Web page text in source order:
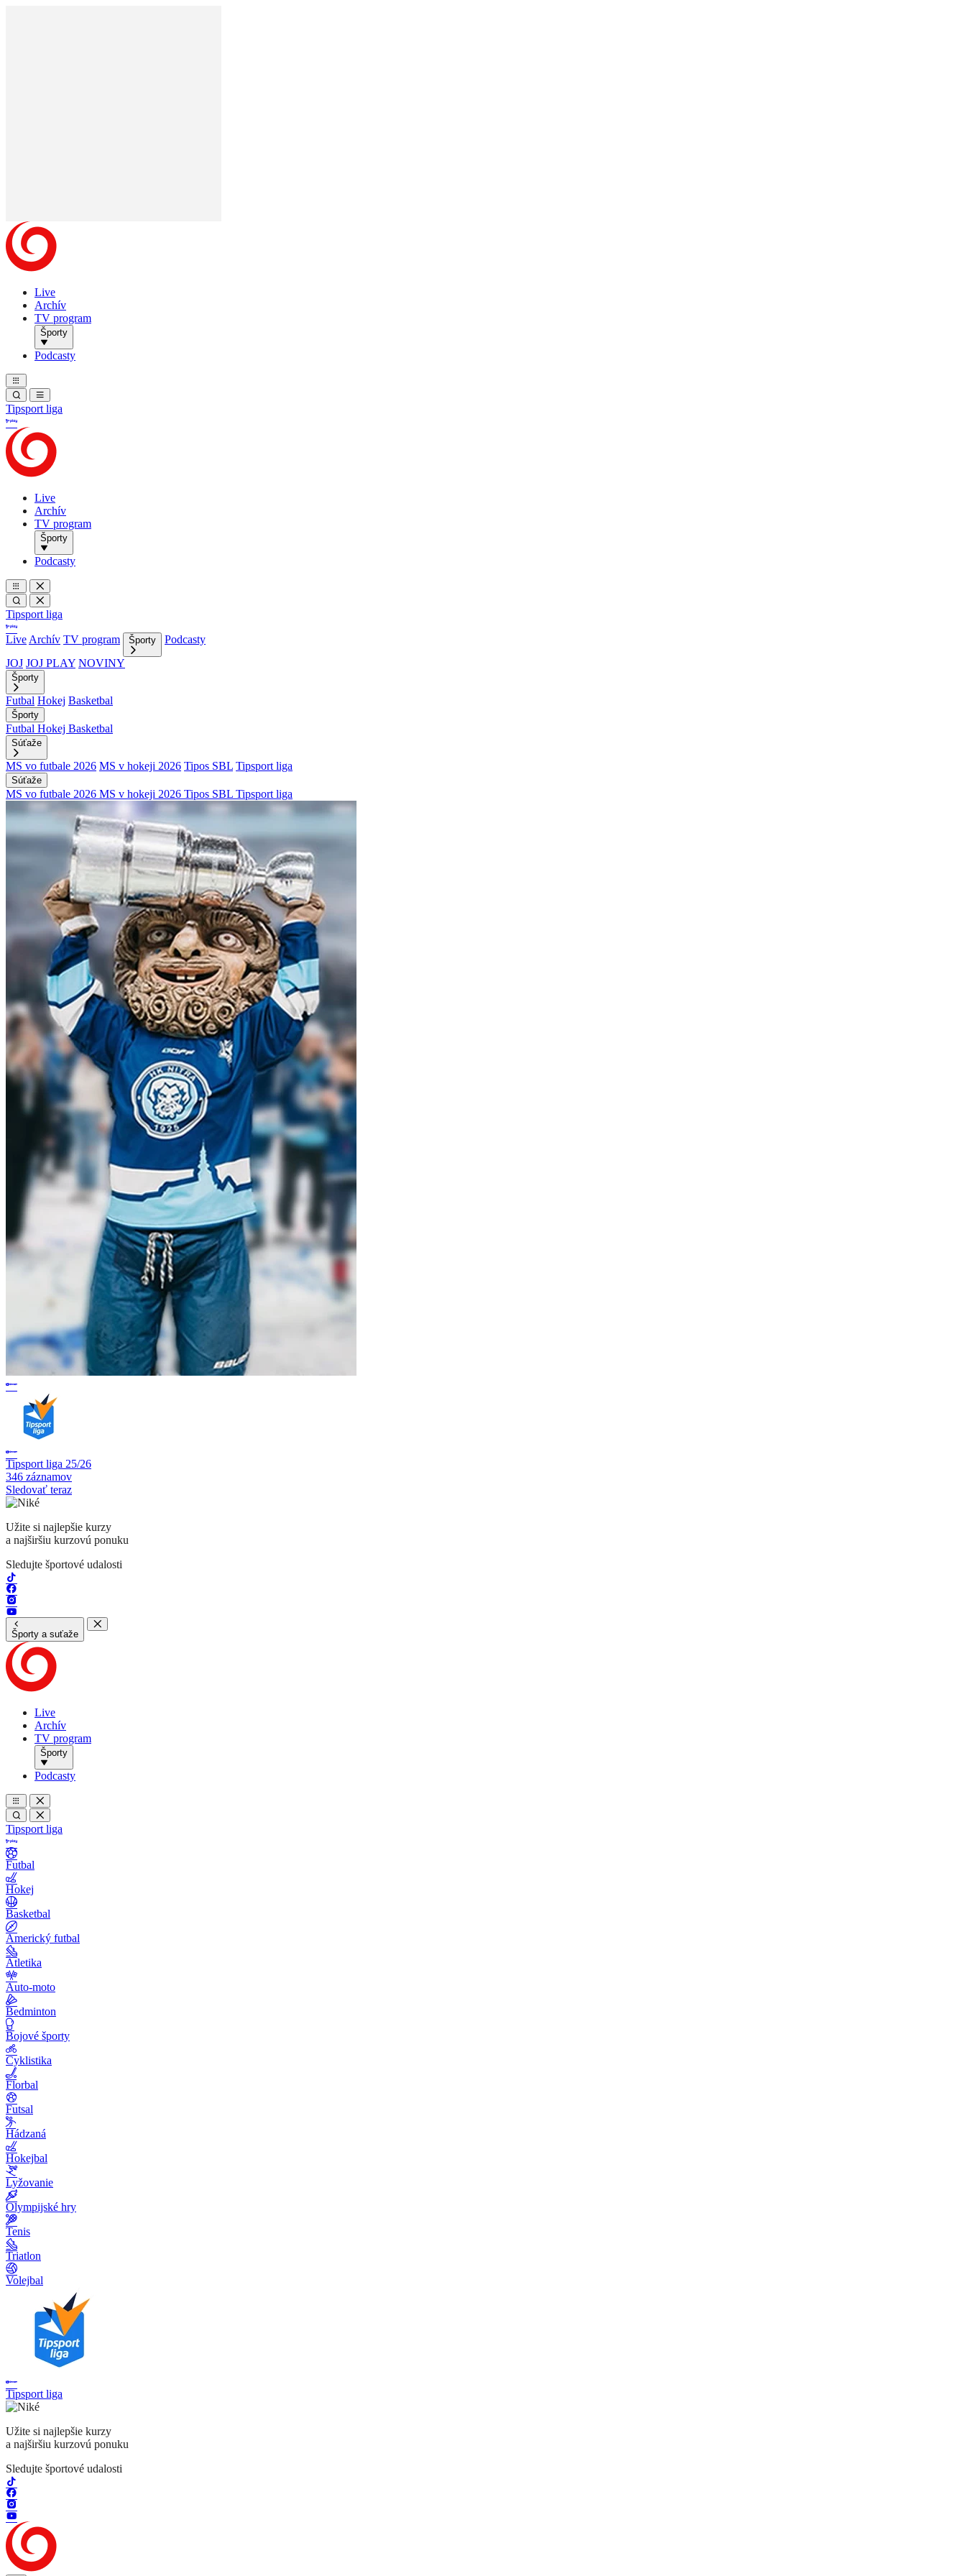
Live
Archív
TV program
Športy
Podcasty
Tipsport liga
Live
Archív
TV program
Športy
Podcasty
Tipsport liga
Live Archív TV program Športy
Podcasty
JOJ JOJ PLAY NOVINY
Športy
Futbal Hokej Basketbal
Športy
Futbal Hokej Basketbal
Súťaže
MS vo futbale 2026 MS v hokeji 2026 Tipos SBL Tipsport liga
Súťaže
MS vo futbale 2026 MS v hokeji 2026 Tipos SBL Tipsport liga
Tipsport liga 25/26
346 záznamov
Sledovať teraz
Užite si najlepšie kurzy
a najširšiu kurzovú ponuku
Sledujte športové udalosti
Športy a suťaže
Live
Archív
TV program
Športy
Podcasty
Tipsport liga
Futbal
Hokej
Basketbal
Americký futbal
Atletika
Auto-moto
Bedminton
Bojové športy
Cyklistika
Florbal
Futsal
Hádzaná
Hokejbal
Lyžovanie
Olympijské hry
Tenis
Triatlon
Volejbal
Tipsport liga
Užite si najlepšie kurzy
a najširšiu kurzovú ponuku
Sledujte športové udalosti